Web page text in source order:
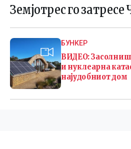
Земјотрес го затресе
БУНКЕР
ВИДЕО:
и нуклеарна
најудобниот дом